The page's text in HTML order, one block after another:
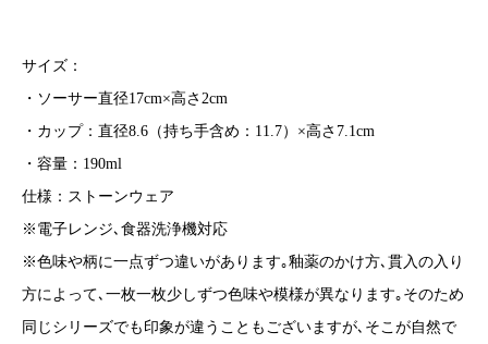
サイズ：
・ソーサー直径17cm×高さ2cm
・カップ：直径8.6（持ち手含め：11.7）×高さ7.1cm
・容量：190ml
仕様：ストーンウェア
※電子レンジ､食器洗浄機対応
※色味や柄に一点ずつ違いがあります｡釉薬のかけ方､貫入の入り
方によって､一枚一枚少しずつ色味や模様が異なります｡そのため
同じシリーズでも印象が違うこともございますが､そこが自然で